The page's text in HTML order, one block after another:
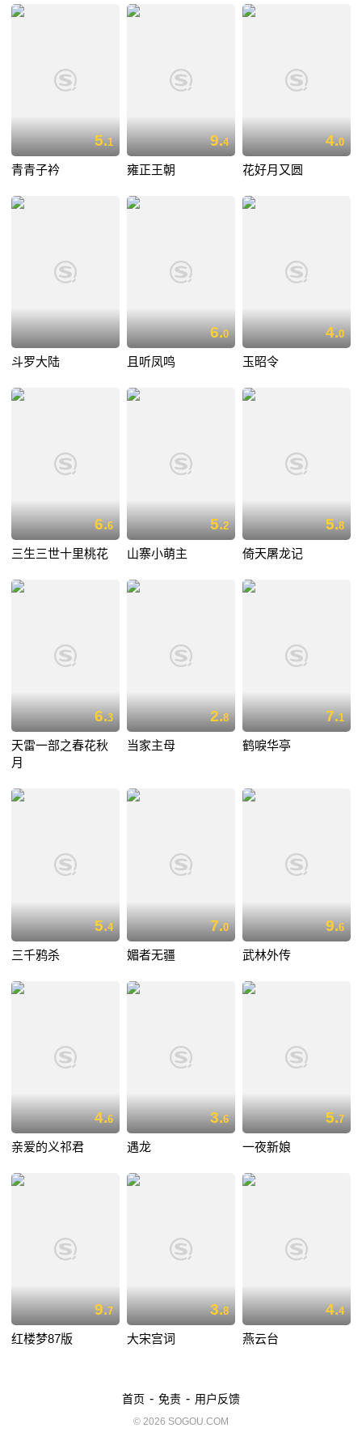
5.1
青青子衿
9.4
雍正王朝
4.0
花好月又圆
斗罗大陆
6.0
且听凤鸣
4.0
玉昭令
6.6
三生三世十里桃花
5.2
山寨小萌主
5.8
倚天屠龙记
6.3
天雷一部之春花秋
月
2.8
当家主母
7.1
鹤唳华亭
5.4
三千鸦杀
7.0
媚者无疆
9.6
武林外传
4.6
亲爱的义祁君
3.6
遇龙
5.7
一夜新娘
9.7
红楼梦87版
3.8
大宋宫词
4.4
燕云台
首页 - 免责 - 用户反馈
© 2026 SOGOU.COM